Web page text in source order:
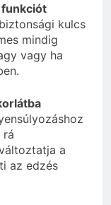
funkciót
kulcs
mindig
vagy ha
rá
a
az edzés